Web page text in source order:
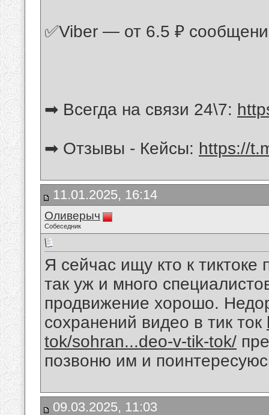
✅Viber — от 6.5 ₽
➡ Всегда на связи 24\7:
➡ Отзывы - Кейсы: https://
11.01.2025, 16:14
Оливерыч
Собеседник
Я сейчас ищу кто к
так уж и много
продвижение хорошо.
сохранений видео в тик ток
tok/sohran...deo-v-tik-tok/
позвоню им и
09.03.2025, 11:03